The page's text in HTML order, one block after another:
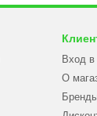
Вход в
О